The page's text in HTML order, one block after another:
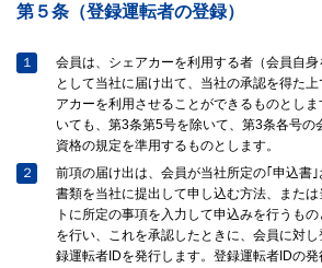
第５条（登録運転者の登録）
１
会員は、シェアカーを利用する者（会員自
として当社に届け出て、当社の承認を得た
アカーを利用させることができるものとし
いても、第3条第5号を除いて、第3条各号の
資格の規定を準用するものとします。
２
前項の届け出は、会員が当社所定の｢申込書
書類を当社に提出して申し込む方法、また
トに所定の事項を入力して申込みを行うも
を行い、これを承認したときに、会員に対
録運転者IDを発行します。登録運転者IDの